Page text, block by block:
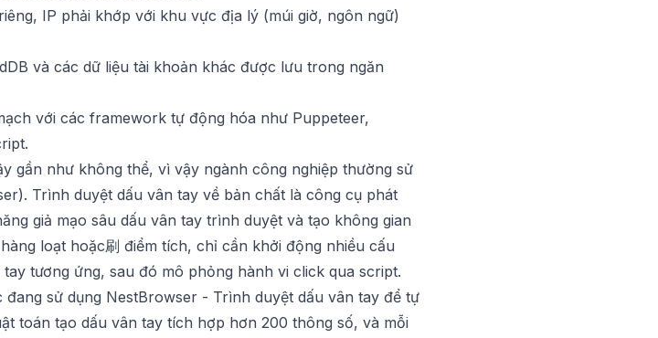
IP phải khớp với khu vực địa lý (múi giờ, ngôn ngữ)
và các dữ liệu tài khoản khác được lưu trong ngăn
với các framework tự động hóa như Puppeteer,
gần như không thể, vì vậy ngành công nghiệp thường sử
Trình duyệt dấu vân tay về bản chất là công cụ phát
giả mạo sâu dấu vân tay trình duyệt và tạo không gian
loạt hoặc刷 điểm tích, chỉ cần khởi động nhiều cấu
tương ứng, sau đó mô phỏng hành vi click qua script.
sử dụng NestBrowser - Trình duyệt dấu vân tay để tự
toán tạo dấu vân tay tích hợp hơn 200 thông số, và mỗi